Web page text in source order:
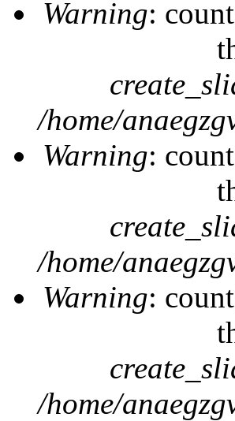
Warning:
/home/
Warning:
/home/
Warning:
/home/